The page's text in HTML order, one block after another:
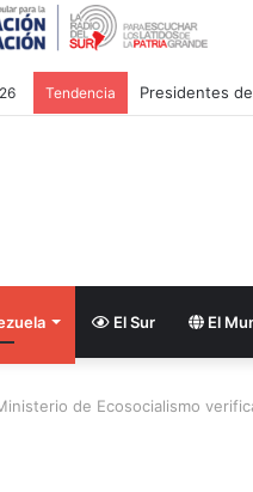
Tendencia Brasil no
El Sur El
de Ecosocialismo